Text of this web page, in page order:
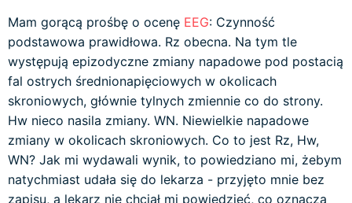
Mam gorącą prośbę o ocenę EEG: Czynność
podstawowa prawidłowa. Rz obecna. Na tym tle
występują epizodyczne zmiany napadowe pod postacią
fal ostrych średnionapięciowych w okolicach
skroniowych, głównie tylnych zmiennie co do strony.
Hw nieco nasila zmiany. WN. Niewielkie napadowe
zmiany w okolicach skroniowych. Co to jest Rz, Hw,
WN? Jak mi wydawali wynik, to powiedziano mi, żebym
natychmiast udała się do lekarza - przyjęto mnie bez
zapisu, a lekarz nie chciał mi powiedzieć, co oznacza